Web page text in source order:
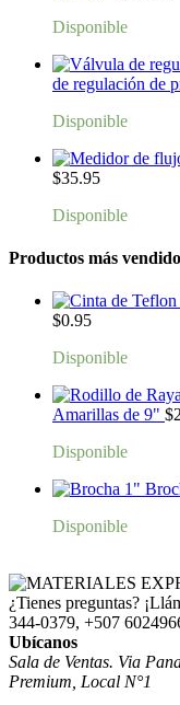
Disponible
de regulación de
Disponible
$35.95
Disponible
Productos más
$0.95
Disponible
Amarillas de 9" $
Disponible
Disponible
¿Tienes preguntas?
344-0379, +507
Ubícanos
Sala de Ventas. Via
Premium, Local N°1